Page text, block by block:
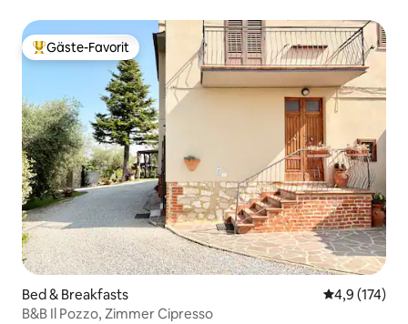
Beliebter Gäste-Favorit.
Gäste-Favorit
Bed & Breakfasts
4,9 (174)
B&B Il Pozzo, Zimmer Cipresso